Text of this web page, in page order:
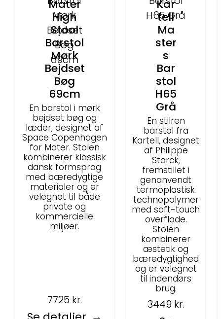
Mater
High
Stool
Barstol
Mørk
Bejdset
Bøg
69cm
En barstol i mørk
bejdset bøg og
læder, designet af
Space Copenhagen
for Mater. Stolen
kombinerer klassisk
dansk formsprog
med bæredygtige
materialer og er
velegnet til både
private og
kommercielle
miljøer.
7725 kr.
Kar
tell
Ma
ster
s
Bar
stol
H65
Grå
En stilren
barstol fra
Kartell, designet
af Philippe
Starck,
fremstillet i
genanvendt
termoplastisk
technopolymer
med soft-touch
overflade.
Stolen
kombinerer
æstetik og
bæredygtighed
og er velegnet
til indendørs
brug.
3449 kr.